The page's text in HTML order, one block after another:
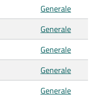
Generale
Generale
Generale
Generale
Generale